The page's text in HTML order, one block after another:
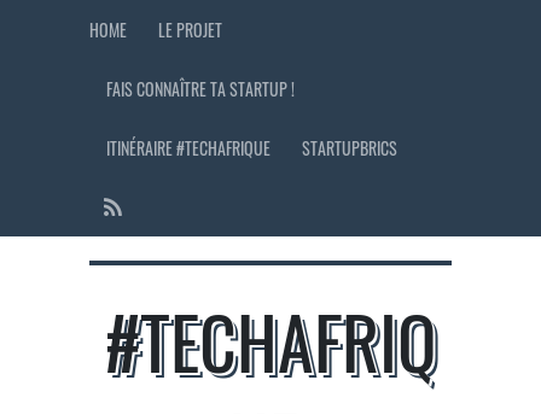
HOME LE PROJET
FAIS CONNAÎTRE TA STARTUP !
ITINÉRAIRE #TECHAFRIQUE STARTUPBRICS
#TECHAFRIQ